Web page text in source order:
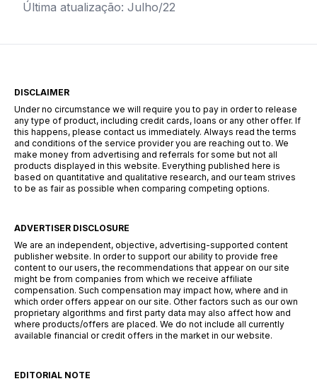
Última atualização: Julho/22
DISCLAIMER
Under no circumstance we will require you to pay in order to release
any type of product, including credit cards, loans or any other offer. If
this happens, please contact us immediately. Always read the terms
and conditions of the service provider you are reaching out to. We
make money from advertising and referrals for some but not all
products displayed in this website. Everything published here is
based on quantitative and qualitative research, and our team strives
to be as fair as possible when comparing competing options.
ADVERTISER DISCLOSURE
We are an independent, objective, advertising-supported content
publisher website. In order to support our ability to provide free
content to our users, the recommendations that appear on our site
might be from companies from which we receive affiliate
compensation. Such compensation may impact how, where and in
which order offers appear on our site. Other factors such as our own
proprietary algorithms and first party data may also affect how and
where products/offers are placed. We do not include all currently
available financial or credit offers in the market in our website.
EDITORIAL NOTE